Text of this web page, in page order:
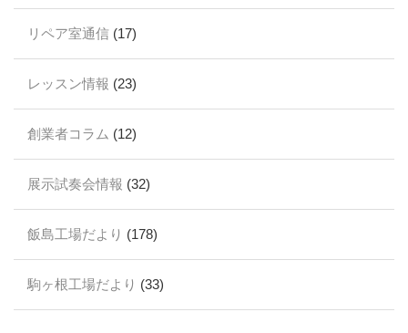
リペア室通信 (17)
レッスン情報 (23)
創業者コラム (12)
展示試奏会情報 (32)
飯島工場だより (178)
駒ヶ根工場だより (33)